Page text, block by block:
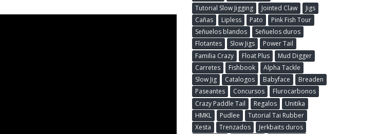
Tutorial Slow Jigging
Jointed Claw
Jigs
Cañas
Lipless Pato
Pink Fish Tour
Señuelos blandos
Señuelos duros
Flotantes
Slow Jigs
Power Tail
Familia Crazy
Float Plus
Mud Digger
Carretes
Fishbook
Alpha Tackle
Slow Jig
Catalogos Babyface
Breaden
Paseantes
Concursos
Flurocarbonos
Crazy Paddle Tail
Regalos
Unitika
HMKL
Pudlee
Tutorial Tai Rubber
Xesta
Trenzados
Jerkbaits duros